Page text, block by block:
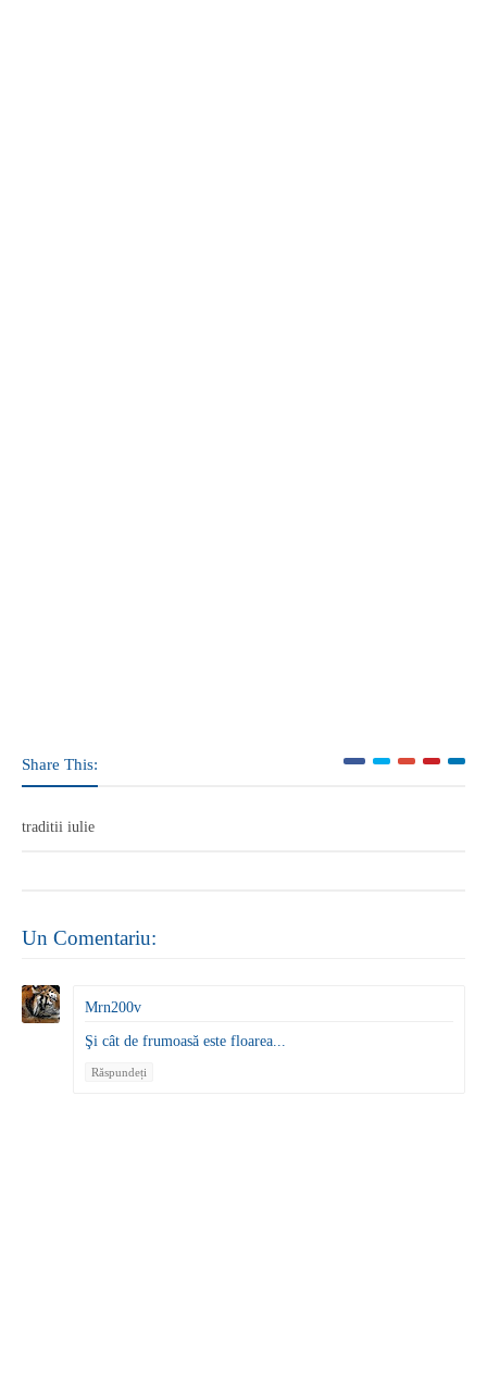
Share This:
traditii iulie
Un Comentariu:
Mrn200v
Şi cât de frumoasă este floarea...
Răspundeți